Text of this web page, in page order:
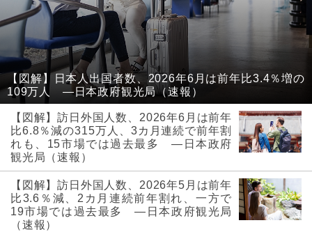
【図解】日本人出国者数、2026年6月は前年比3.4％増の
109万人 ―日本政府観光局（速報）
【図解】訪日外国人数、2026年6月は前年
比6.8％減の315万人、3カ月連続で前年割
れも、15市場では過去最多 ―日本政府
観光局（速報）
【図解】訪日外国人数、2026年5月は前年
比3.6％減、2カ月連続前年割れ、一方で
19市場では過去最多 ―日本政府観光局
（速報）